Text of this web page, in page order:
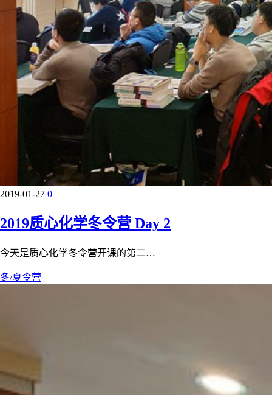
2019-01-27 0
2019质心化学冬令营 Day 2
今天是质心化学冬令营开课的第二…
冬/夏令营